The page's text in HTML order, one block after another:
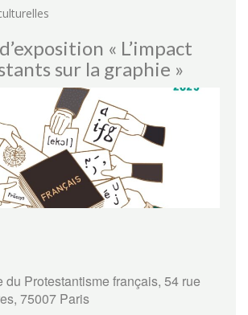
« L’impact
sur la graphie »
du Protestantisme français, 54 rue
75007 Paris